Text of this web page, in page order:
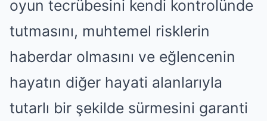
oyun tecrübesini kendi kontrolünde
tutmasını, muhtemel risklerin
haberdar olmasını ve eğlencenin
hayatın diğer hayati alanlarıyla
tutarlı bir şekilde sürmesini garanti